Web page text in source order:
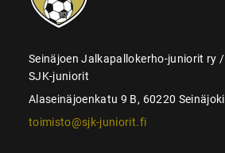
Seinäjoen Jalkapallokerho-juniorit ry /
SJK-juniorit
Alaseinäjoenkatu 9 B, 60220 Seinäjoki
toimisto@sjk-juniorit.fi